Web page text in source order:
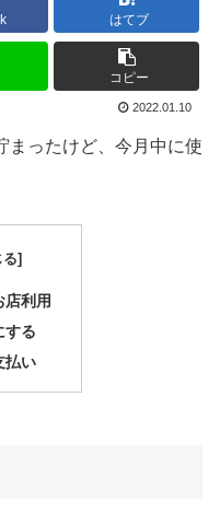
はてブ
コピー
2022.01.10
まったけど、今月中に使
店利用
する
払い